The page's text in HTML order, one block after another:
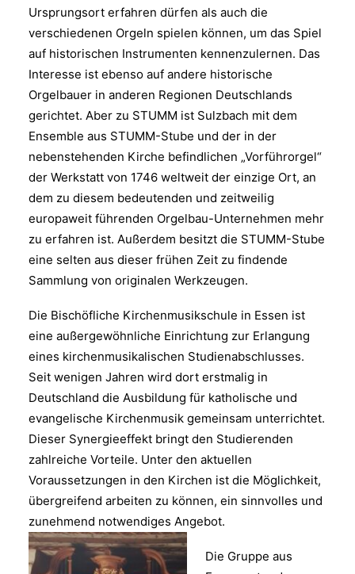
Ursprungsort erfahren dürfen als auch die
verschiedenen Orgeln spielen können, um das Spiel
auf historischen Instrumenten kennenzulernen. Das
Interesse ist ebenso auf andere historische
Orgelbauer in anderen Regionen Deutschlands
gerichtet. Aber zu STUMM ist Sulzbach mit dem
Ensemble aus STUMM-Stube und der in der
nebenstehenden Kirche befindlichen „Vorführorgel“
der Werkstatt von 1746 weltweit der einzige Ort, an
dem zu diesem bedeutenden und zeitweilig
europaweit führenden Orgelbau-Unternehmen mehr
zu erfahren ist. Außerdem besitzt die STUMM-Stube
eine selten aus dieser frühen Zeit zu findende
Sammlung von originalen Werkzeugen.
Die Bischöfliche Kirchenmusikschule in Essen ist
eine außergewöhnliche Einrichtung zur Erlangung
eines kirchenmusikalischen Studienabschlusses.
Seit wenigen Jahren wird dort erstmalig in
Deutschland die Ausbildung für katholische und
evangelische Kirchenmusik gemeinsam unterrichtet.
Dieser Synergieeffekt bringt den Studierenden
zahlreiche Vorteile. Unter den aktuellen
Voraussetzungen in den Kirchen ist die Möglichkeit,
übergreifend arbeiten zu können, ein sinnvolles und
zunehmend notwendiges Angebot.
Die Gruppe aus